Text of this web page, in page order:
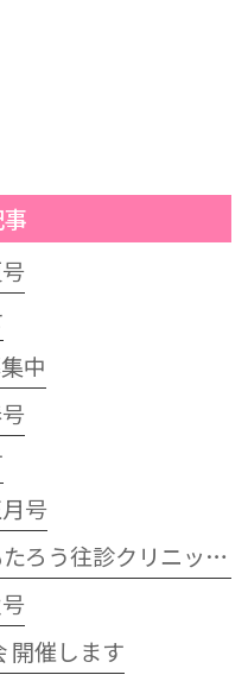
中
号
川島孝一郎先生と私（ももたろう往診クリニック開院15周年記念特別講演会）
開催します